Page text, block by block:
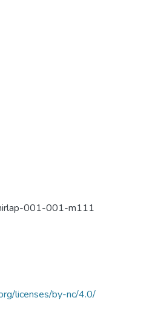
001-001-m111
licenses/by-nc/4.0/